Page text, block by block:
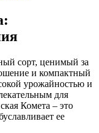
сорт, ценимый за
и компактный
урожайностью и
для
Комета – это
ее